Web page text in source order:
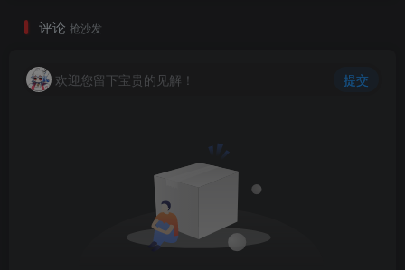
评论 抢沙发
欢迎您留下宝贵的见解！ 提交